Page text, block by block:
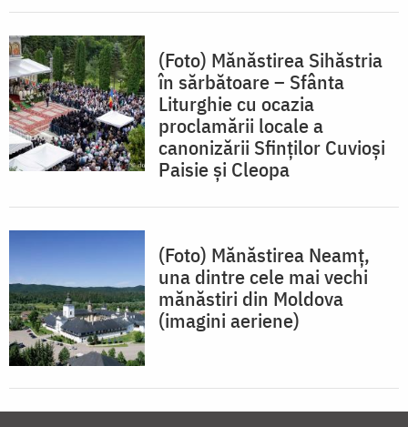
(Foto) Mănăstirea Sihăstria
în sărbătoare – Sfânta
Liturghie cu ocazia
proclamării locale a
canonizării Sfinților Cuvioși
Paisie și Cleopa
(Foto) Mănăstirea Neamț,
una dintre cele mai vechi
mănăstiri din Moldova
(imagini aeriene)